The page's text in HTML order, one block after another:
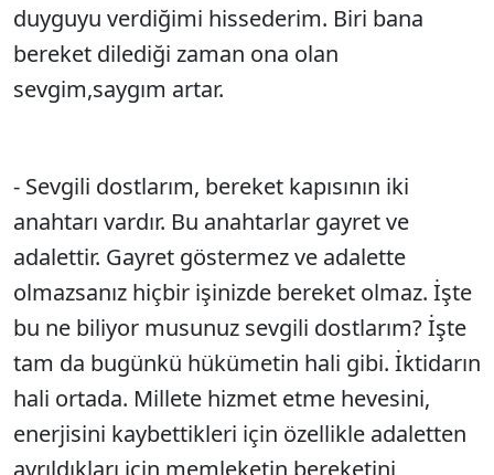
duyguyu verdiğimi hissederim. Biri bana
bereket dilediği zaman ona olan
sevgim,saygım artar.
- Sevgili dostlarım, bereket kapısının iki
anahtarı vardır. Bu anahtarlar gayret ve
adalettir. Gayret göstermez ve adalette
olmazsanız hiçbir işinizde bereket olmaz. İşte
bu ne biliyor musunuz sevgili dostlarım? İşte
tam da bugünkü hükümetin hali gibi. İktidarın
hali ortada. Millete hizmet etme hevesini,
enerjisini kaybettikleri için özellikle adaletten
ayrıldıkları için memleketin bereketini